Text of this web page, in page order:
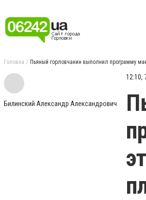
Головна Пьяный горловчанин выполнил программу
Билинский Александр Александрович
12:10,